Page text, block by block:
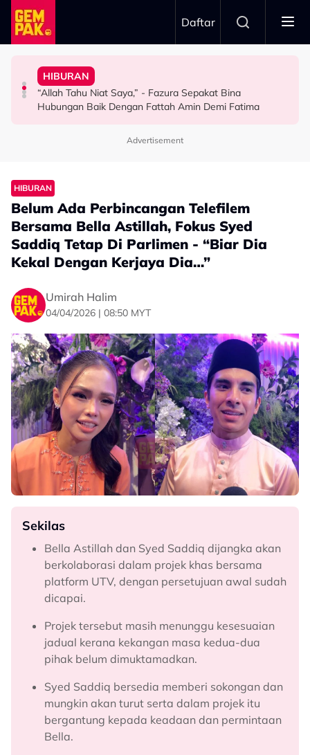
Skip to main content
Daftar
VIRAL
“Benda Kecil Je, Tapi Dah 7 Tahun…” – Maryam
Younarae Kongsi Sikap Suami, Sentiasa Bentang
HIBURAN
“Allah Tahu Niat Saya,” - Fazura Sepakat Bina
Hubungan Baik Dengan Fattah Amin Demi Fatima
HIBURAN
Big Stage Rocketfuel: Terkandas Di Separuh Akhir, Aliff
Kimiey & Qilo Reda - “Semuanya Dah Tertulis”
HIBURAN
Penampilan Di KLFW Dikritik, Aisha Retno Terima
Dengan Hati Terbuka - “Kami Hormat Pendapat
Advertisement
HIBURAN
Belum Ada Perbincangan Telefilem
Bersama Bella Astillah, Fokus Syed
Saddiq Tetap Di Parlimen - “Biar Dia
Kekal Dengan Kerjaya Dia…”
Umirah Halim
04/04/2026 | 08:50 MYT
Sekilas
Bella Astillah dan Syed Saddiq dijangka akan
berkolaborasi dalam projek khas bersama
platform UTV, dengan persetujuan awal sudah
dicapai.
Projek tersebut masih menunggu kesesuaian
jadual kerana kekangan masa kedua-dua
pihak belum dimuktamadkan.
Syed Saddiq bersedia memberi sokongan dan
mungkin akan turut serta dalam projek itu
bergantung kepada keadaan dan permintaan
Bella.